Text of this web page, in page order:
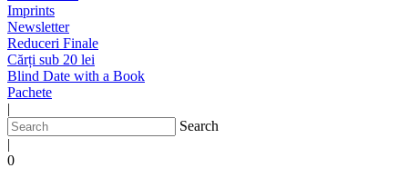
Imprints
Newsletter
Reduceri Finale
Cărți sub 20 lei
Blind Date with a Book
Pachete
|
Search
|
0